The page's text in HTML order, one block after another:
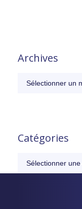
Archives
Catégories